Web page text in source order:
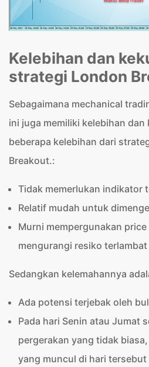
Kelebihan dan
strategi London
Sebagaimana mechanical
ini juga memiliki kelebihan
beberapa kelebihan dari
Breakout.:
Tidak memerlukan indikator
Relatif mudah untuk
Murni mempergunakan
mengurangi resiko
Sedangkan kelemahannya
Ada potensi terjebak oleh
Pada hari Senin atau Jumat
pergerakan yang tidak
yang muncul di hari